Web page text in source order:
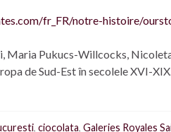
fr_FR/notre-histoire/
Maria Pukucs-Willcocks,
de Sud-Est în secolele XVI-
, ciocolata, Galeries Royales